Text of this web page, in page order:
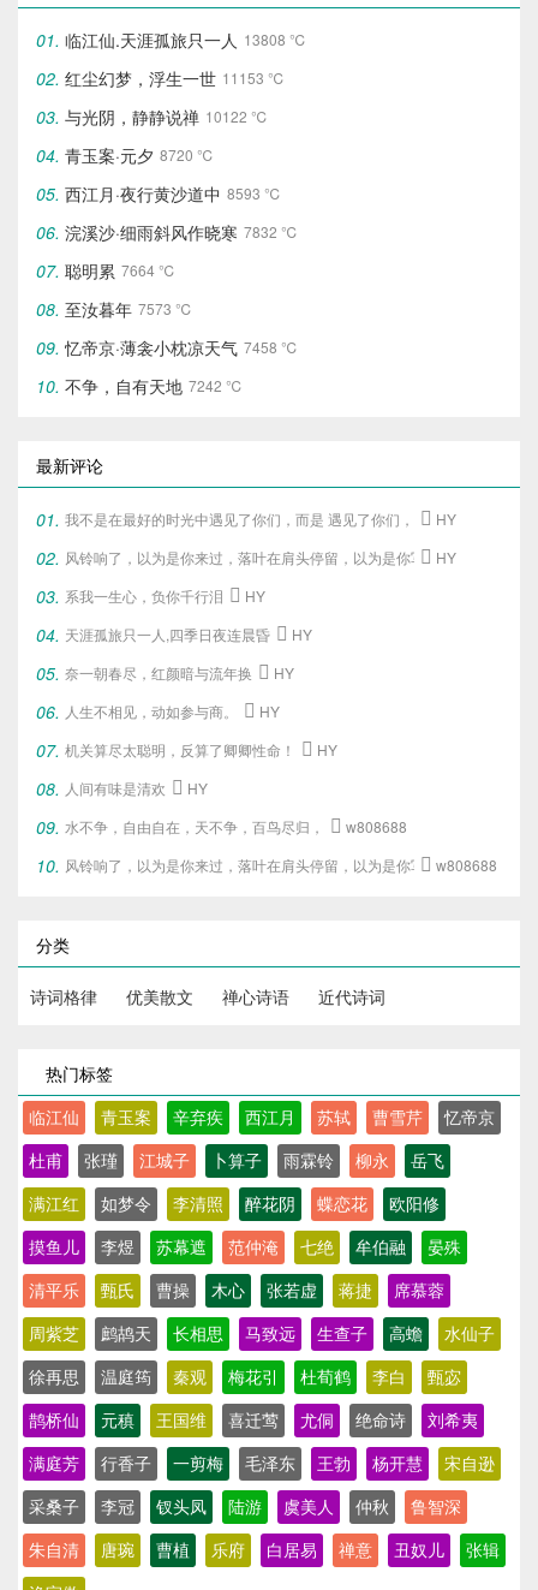
临江仙.天涯孤旅只一人 13808 ℃
红尘幻梦，浮生一世 11153 ℃
与光阴，静静说禅 10122 ℃
青玉案·元夕 8720 ℃
西江月·夜行黄沙道中 8593 ℃
浣溪沙·细雨斜风作晓寒 7832 ℃
聪明累 7664 ℃
至汝暮年 7573 ℃
忆帝京·薄衾小枕凉天气 7458 ℃
不争，自有天地 7242 ℃
最新评论
我不是在最好的时光中遇见了你们， 而是 遇见了你们， 才给了我这段最好
 HY
风铃响了，以为是你来过，落叶在肩头停留，以为是你写下的旧梦。
 HY
系我一生心，负你千行泪  HY
天涯孤旅只一人,四季日夜连晨昏  HY
奈一朝春尽，红颜暗与流年换  HY
人生不相见，动如参与商。
 HY
机关算尽太聪明，反算了卿卿性命！
 HY
人间有味是清欢  HY
水不争，自由自在，天不争，百鸟尽归，
 w808688
风铃响了，以为是你来过，落叶在肩头停留，以为是你写下的旧梦。
 w808688
分类
诗词格律 优美散文 禅心诗语 近代诗词
热门标签
临江仙 青玉案 辛弃疾 西江月 苏轼 曹雪芹 忆帝京
杜甫 张瑾 江城子 卜算子 雨霖铃 柳永 岳飞
满江红 如梦令 李清照 醉花阴 蝶恋花 欧阳修
摸鱼儿 李煜 苏幕遮 范仲淹 七绝 牟伯融 晏殊
清平乐 甄氏 曹操 木心 张若虚 蒋捷 席慕蓉
周紫芝 鹧鸪天 长相思 马致远 生查子 高蟾 水仙子
徐再思 温庭筠 秦观 梅花引 杜荀鹤 李白 甄宓
鹊桥仙 元稹 王国维 喜迁莺 尤侗 绝命诗 刘希夷
满庭芳 行香子 一剪梅 毛泽东 王勃 杨开慧 宋自逊
采桑子 李冠 钗头凤 陆游 虞美人 仲秋 鲁智深
朱自清 唐琬 曹植 乐府 白居易 禅意 丑奴儿 张辑